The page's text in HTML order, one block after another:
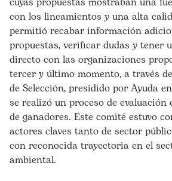
con los lineamientos y una alta
permitió recabar información
propuestas, verificar dudas y tener
directo con las organizaciones
tercer y último momento, a través
de Selección, presidido por Ayuda
se realizó un proceso de evaluación
de ganadores. Este comité estuvo
actores claves tanto de sector
con reconocida trayectoria en el
ambiental.